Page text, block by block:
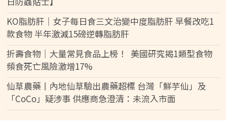
KO脂肪肝｜女子每日食三文治變中度脂肪肝 早餐改吃1
款食物 半年激減15磅逆轉脂肪肝
折壽食物｜大量常見食品上榜！ 美國研究揭1類型食物
頻食死亡風險激增17%
仙草農藥丨內地仙草驗出農藥超標 台灣「鮮芋仙」及
「CoCo」疑涉事 供應商急澄清：未流入市面